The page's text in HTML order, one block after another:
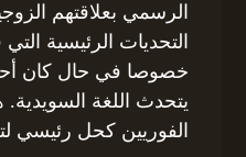
الرسمي بعلاقتهم
التحديات الرئيسية
خصوصا في حال كان أحد
يتحدث اللغة السويدية.
الفوريين كحل رئيسي